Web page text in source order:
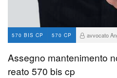
570 BIS CP 570 CP avvocato
Assegno mantenimento
reato 570 bis cp